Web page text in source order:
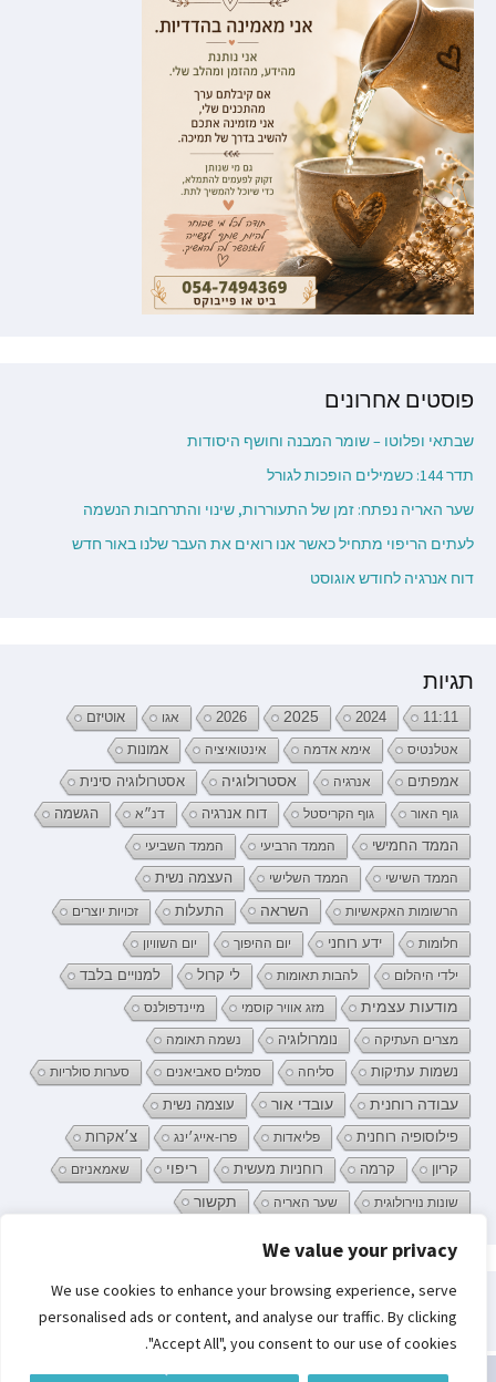
We value your privacy
We use cookies to enhance your browsing experience, serve
personalised ads or content, and analyse our traffic. By clicking
"Accept All", you consent to our use of cookies.
פוסטים אחרונים
שבתאי ופלוטו – שומר המבנה וחושף היסודות
תדר 144: כשמילים הופכות לגורל
שער האריה נפתח: זמן של התעוררות, שינוי והתרחבות הנשמה
לעתים הריפוי מתחיל כאשר אנו רואים את העבר שלנו באור חדש
דוח אנרגיה לחודש אוגוסט
תגיות
11:11
2024
2025
2026 אגו אוטיזם
אטלנטיס אימא אדמה אינטואיציה אמונות
אמפתים אנרגיה אסטרולוגיה אסטרולוגיה סינית
גוף האור גוף הקריסטל דוח אנרגיה דנ״א הגשמה
הממד החמישי הממד הרביעי הממד השביעי
הממד השישי הממד השלישי העצמה נשית
הרשומות האקאשיות השראה התעלות זכויות יוצרים
חלומות ידע רוחני יום ההיפוך יום השוויון
ילדי היהלום להבות תאומות לי קרול למנויים בלבד
מודעות עצמית מזג אוויר קוסמי מיינדפולנס
מצרים העתיקה נומרולוגיה נשמה תאומה
נשמות עתיקות סליחה סמלים סאביאנים סערות סולריות
עבודה רוחנית עובדי אור
עוצמה נשית
פילוסופיה רוחנית
פליאדות פרו-אייג׳ינג צ׳אקרות
קריון קרמה רוחניות מעשית ריפוי שאמאניזם
שונות נוירולוגית שער האריה תקשור
מהווה את ההסכמה שלך לשימוש בהם.
לקבלת מידע נוסף, כולל מידע על השליטה בקובצי Cookies, ניתן לעיין בעמוד: